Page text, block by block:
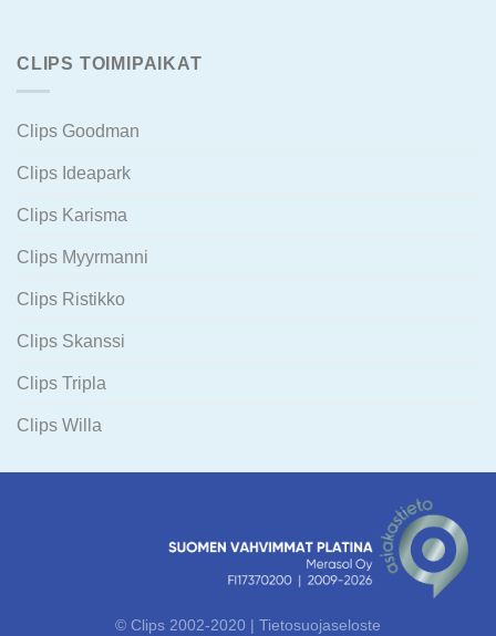
CLIPS TOIMIPAIKAT
Clips Goodman
Clips Ideapark
Clips Karisma
Clips Myyrmanni
Clips Ristikko
Clips Skanssi
Clips Tripla
Clips Willa
© Clips 2002-2020 | Tietosuojaseloste